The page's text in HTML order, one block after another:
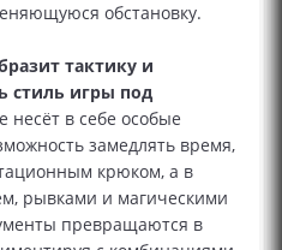
обстановку.
тактику и
стиль игры под
несёт в себе особые
замедлять время,
крюком, а в
рывками и магическими
превращаются в